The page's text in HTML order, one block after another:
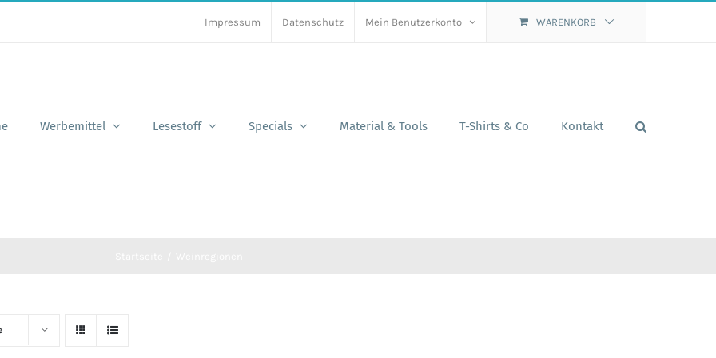
Impressum Datenschutz Mein Benutzerkonto WARENKORB
Werbemittel Lesestoff Specials Material & Tools T-Shirts & Co Kontakt